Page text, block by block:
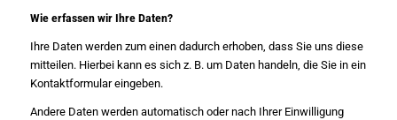
Wie erfassen wir Ihre Daten?
Ihre Daten werden zum einen dadurch erhoben, dass Sie uns diese
mitteilen. Hierbei kann es sich z. B. um Daten handeln, die Sie in ein
Kontaktformular eingeben.
Andere Daten werden automatisch oder nach Ihrer Einwilligung